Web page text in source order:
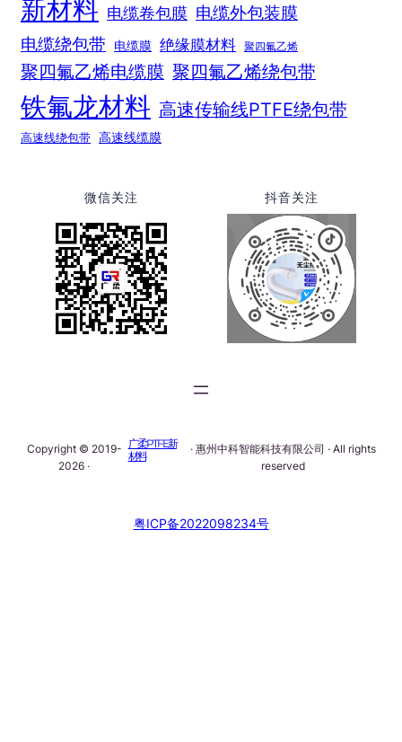
新材料 电缆卷包膜 电缆外包装膜
电缆绕包带 电缆膜 绝缘膜材料 聚四氟乙烯
聚四氟乙烯电缆膜 聚四氟乙烯绕包带
铁氟龙材料 高速传输线PTFE绕包带
高速线绕包带 高速线缆膜
微信关注 抖音关注
Copyright © 2019-
2026 ·
广柔PTFE新
材料
· 惠州中科智能科技有限公司 · All rights
reserved
粤ICP备2022098234号